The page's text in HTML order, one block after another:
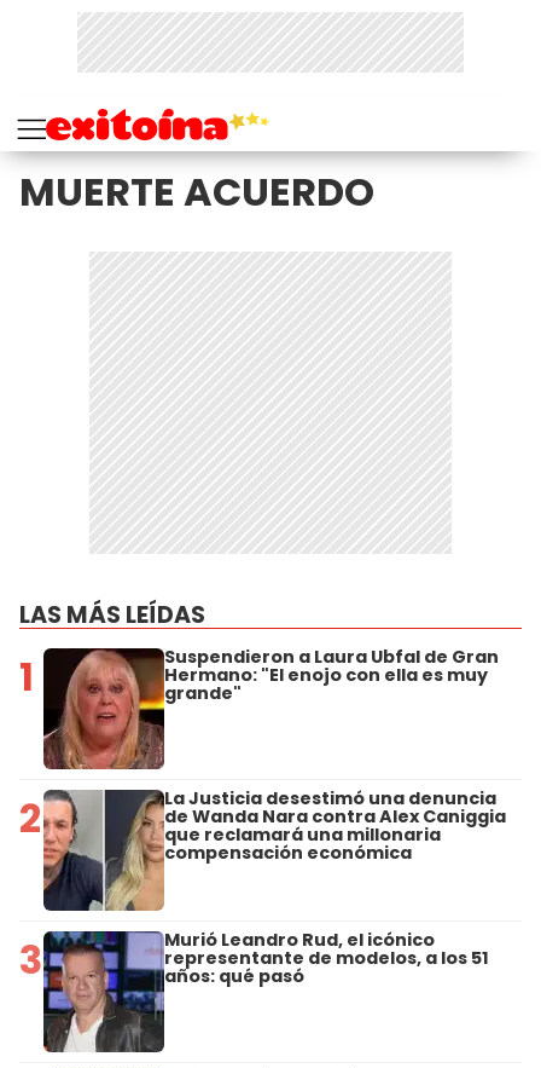
MUERTE ACUERDO
LAS MÁS LEÍDAS
1 Suspendieron a Laura Ubfal de Gran
Hermano: "El enojo con ella es muy
grande"
2 La Justicia desestimó una denuncia
de Wanda Nara contra Alex Caniggia
que reclamará una millonaria
compensación económica
3 Murió Leandro Rud, el icónico
representante de modelos, a los 51
años: qué pasó